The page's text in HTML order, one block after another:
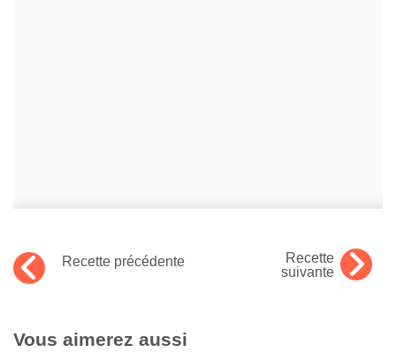
Recette précédente
Recette
suivante
Vous aimerez aussi